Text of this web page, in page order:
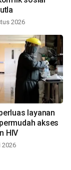
2026
layanan
akses
HIV
2026